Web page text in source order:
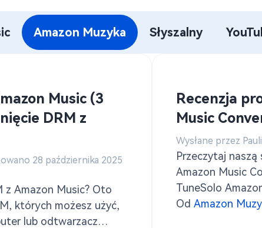
Konwerter
dźwiękowy
Pobierz Audible do MP3
Amazon Muzyka Słyszalny
Music (3
DRM z
28 października 2025
z Amazon Music? Oto
których możesz użyć,
lub odtwarzacz
Recenzja
Music
Wysłane przez
Przeczytaj
Amazon Music
TuneSolo
obrazami.
Od Amazon